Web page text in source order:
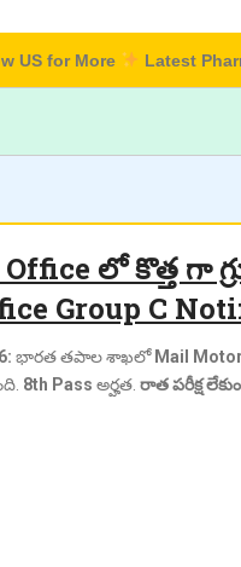
US for More Latest
లో కొత్త గా
Group C
భారత తపాల శాఖలో Mail
8th Pass అర్హత. రాత పరీక్ష